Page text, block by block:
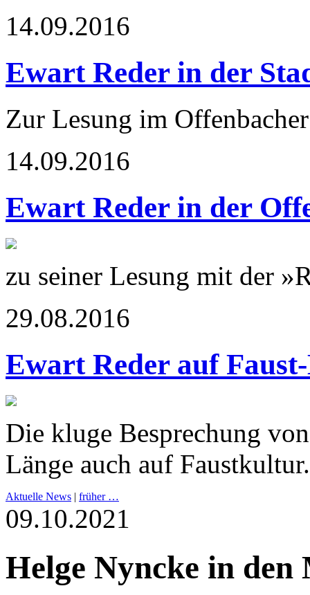
14.09.2016
Ewart Reder in der
Zur Lesung im
14.09.2016
Ewart Reder in der
zu seiner Lesung mit der
29.08.2016
Ewart Reder auf
Die kluge Besprechung
Länge auch auf
Aktuelle News | früher …
09.10.2021
Helge Nyncke in den